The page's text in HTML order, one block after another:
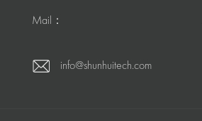
Mail：
info@shunhuitech.com